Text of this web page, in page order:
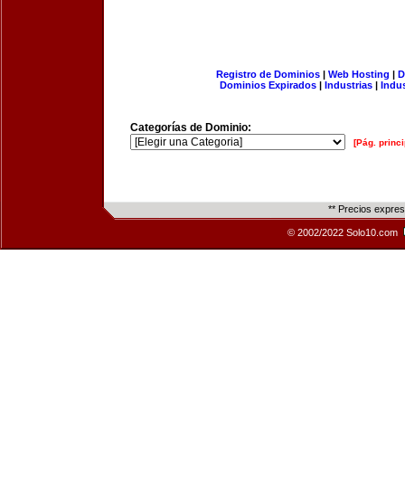
Registro de Dominios| Web Hosting |
Dominios Expirados | Industrias |
Categorías de Dominio:
[Pág.
** Precios
© 2002/2022 Solo10.com